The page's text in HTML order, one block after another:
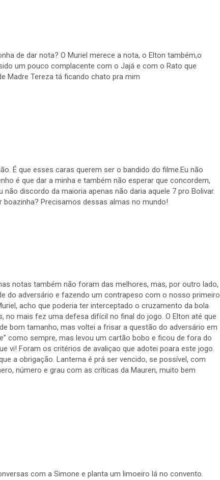
de dar nota? O Muriel merece a nota, o Elton também,o
um pouco complacente com o Jajá e com o Rato que
Madre Tereza tá ficando chato pra mim
É que esses caras querem ser o bandido do filme.Eu não
é que dar a minha e também não esperar que concordem,
discordo da maioria apenas não daria aquele 7 pro Bolivar.
boazinha? Precisamos dessas almas no mundo!
notas também não foram das melhores, mas, por outro lado,
do adversário e fazendo um contrapeso com o nosso primeiro
acho que poderia ter interceptado o cruzamento da bola
no mais fez uma defesa difícil no final do jogo. O Elton até que
bom tamanho, mas voltei a frisar a questão do adversário em
como sempre, mas levou um cartão bobo e ficou de fora do
vi! Foram os critérios de avaliçao que adotei poara este jogo.
a obrigação. Lanterna é prá ser vencido, se possível, com
número e grau com as críticas da Mauren, muito bem
com a Simone e planta um limoeiro lá no convento.